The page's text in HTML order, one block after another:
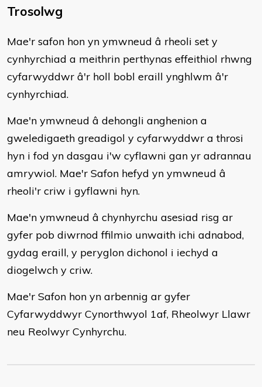
Trosolwg
​Mae'r safon hon yn ymwneud â rheoli set y
cynhyrchiad a meithrin perthynas effeithiol rhwng
cyfarwyddwr â'r holl bobl eraill ynghlwm â'r
cynhyrchiad.
Mae'n ymwneud â dehongli anghenion a
gweledigaeth greadigol y cyfarwyddwr a throsi
hyn i fod yn dasgau i'w cyflawni gan yr adrannau
amrywiol. Mae'r Safon hefyd yn ymwneud â
rheoli'r criw i gyflawni hyn.
Mae'n ymwneud â chynhyrchu asesiad risg ar
gyfer pob diwrnod ffilmio unwaith ichi adnabod,
gydag eraill, y peryglon dichonol i iechyd a
diogelwch y criw.
Mae'r Safon hon yn arbennig ar gyfer
Cyfarwyddwyr Cynorthwyol 1af, Rheolwyr Llawr
neu Reolwyr Cynhyrchu.